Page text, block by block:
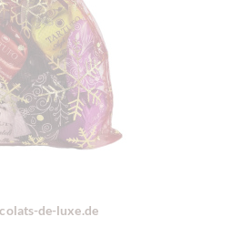
de-luxe.de